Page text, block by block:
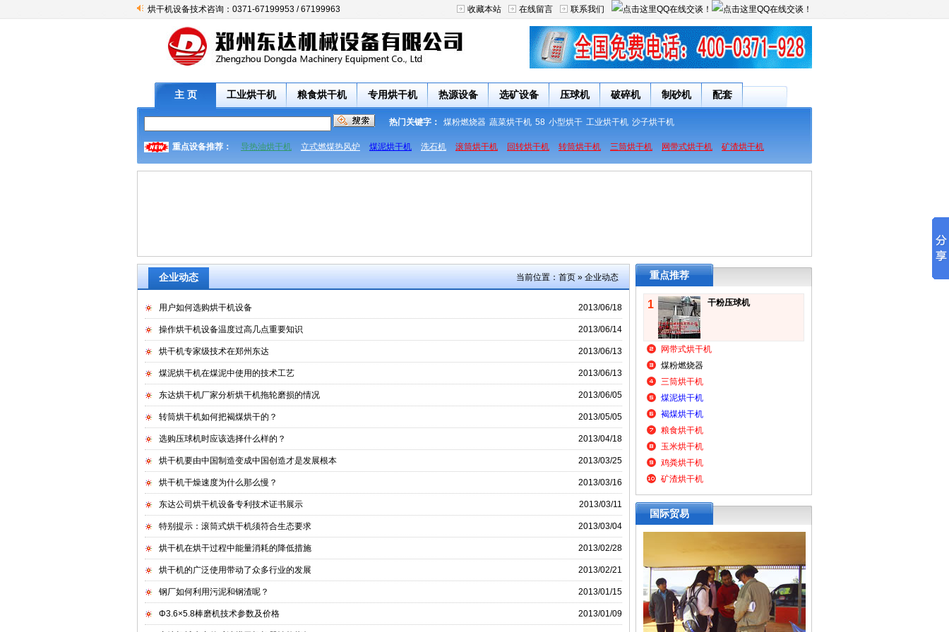
烘干机设备技术咨询：0371-67199953 / 67199963 收藏本站 在线留言 联系我们
主 页 工业烘干机 粮食烘干机 专用烘干机 热源设备 选矿设备 压球机 破碎机 制砂机 配套
热门关键字： 煤粉燃烧器 蔬菜烘干机 58 小型烘干 工业烘干机 沙子烘干机
重点设备推荐： 导热油烘干机 立式燃煤热风炉 煤泥烘干机 洗石机 滚筒烘干机 回转烘干机 转筒烘干机 三筒烘干机 网带式烘干机 矿渣烘干机
企业动态 当前位置： 首页 » 企业动态
用户如何选购烘干机设备 2013/06/18
操作烘干机设备温度过高几点重要知识 2013/06/14
烘干机专家级技术在郑州东达 2013/06/13
煤泥烘干机在煤泥中使用的技术工艺 2013/06/13
东达烘干机厂家分析烘干机拖轮磨损的情况 2013/06/05
转筒烘干机如何把褐煤烘干的？ 2013/05/05
选购压球机时应该选择什么样的？ 2013/04/18
烘干机要由中国制造变成中国创造才是发展根本 2013/03/25
烘干机干燥速度为什么那么慢？ 2013/03/16
东达公司烘干机设备专利技术证书展示 2013/03/11
特别提示：滚筒式烘干机须符合生态要求 2013/03/04
烘干机在烘干过程中能量消耗的降低措施 2013/02/28
烘干机的广泛使用带动了众多行业的发展 2013/02/21
钢厂如何利用污泥和钢渣呢？ 2013/01/15
Φ3.6×5.8棒磨机技术参数及价格 2013/01/09
重点推荐
1 干粉压球机
网带式烘干机
煤粉燃烧器
三筒烘干机
煤泥烘干机
褐煤烘干机
粮食烘干机
玉米烘干机
鸡粪烘干机
矿渣烘干机
国际贸易